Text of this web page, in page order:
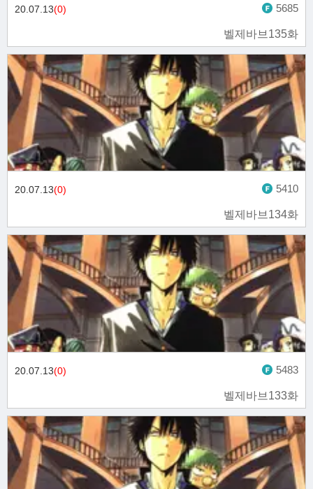
벨제바브135화
20.07.13(0) 5685
벨제바브134화
20.07.13(0) 5410
벨제바브133화
20.07.13(0) 5483